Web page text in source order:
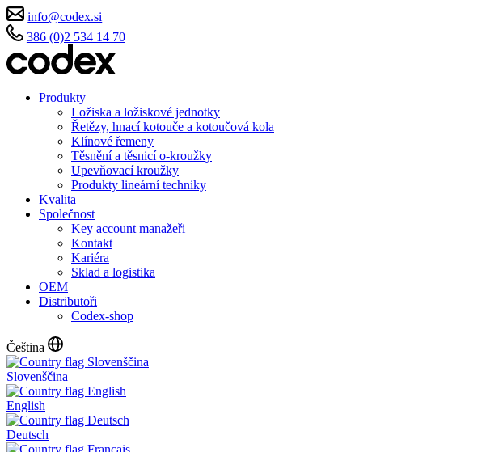
info@codex.si
386 (0)2 534 14 70
Produkty
Ložiska a ložiskové jednotky
Řetězy, hnací kotouče a kotoučová kola
Klínové řemeny
Těsnění a těsnicí o-kroužky
Upevňovací kroužky
Produkty lineární techniky
Kvalita
Společnost
Key account manažeři
Kontakt
Kariéra
Sklad a logistika
OEM
Distributoři
Codex-shop
Čeština
Slovenščina
English
Deutsch